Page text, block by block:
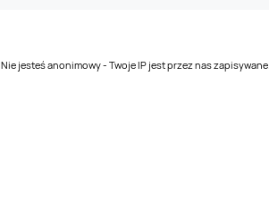
. Nie jesteś anonimowy - Twoje IP jest przez nas zapisywane.